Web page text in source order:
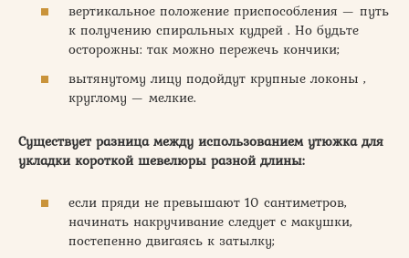
вертикальное положение приспособления — путь
к получению спиральных кудрей . Но будьте
осторожны: так можно пережечь кончики;
​вытянутому лицу подойдут крупные локоны ,
круглому — мелкие.
Существует разница между использованием утюжка для
укладки короткой шевелюры разной длины:
если пряди не превышают 10 сантиметров,
начинать накручивание следует с макушки,
постепенно двигаясь к затылку;